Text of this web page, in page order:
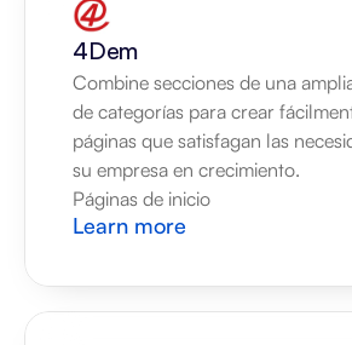
4Dem
Combine secciones de una
de categorías para crear
páginas que satisfagan las
su empresa en crecimiento.
Páginas de inicio
Learn more